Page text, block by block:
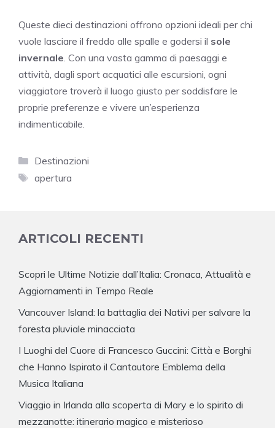
Queste dieci destinazioni offrono opzioni ideali per chi
vuole lasciare il freddo alle spalle e godersi il sole
invernale . Con una vasta gamma di paesaggi e
attività, dagli sport acquatici alle escursioni, ogni
viaggiatore troverà il luogo giusto per soddisfare le
proprie preferenze e vivere un’esperienza
indimenticabile.
Categorie
Destinazioni
Tag
apertura
ARTICOLI RECENTI
Scopri le Ultime Notizie dall’Italia: Cronaca, Attualità e
Aggiornamenti in Tempo Reale
Vancouver Island: la battaglia dei Nativi per salvare la
foresta pluviale minacciata
I Luoghi del Cuore di Francesco Guccini: Città e Borghi
che Hanno Ispirato il Cantautore Emblema della
Musica Italiana
Viaggio in Irlanda alla scoperta di Mary e lo spirito di
mezzanotte: itinerario magico e misterioso